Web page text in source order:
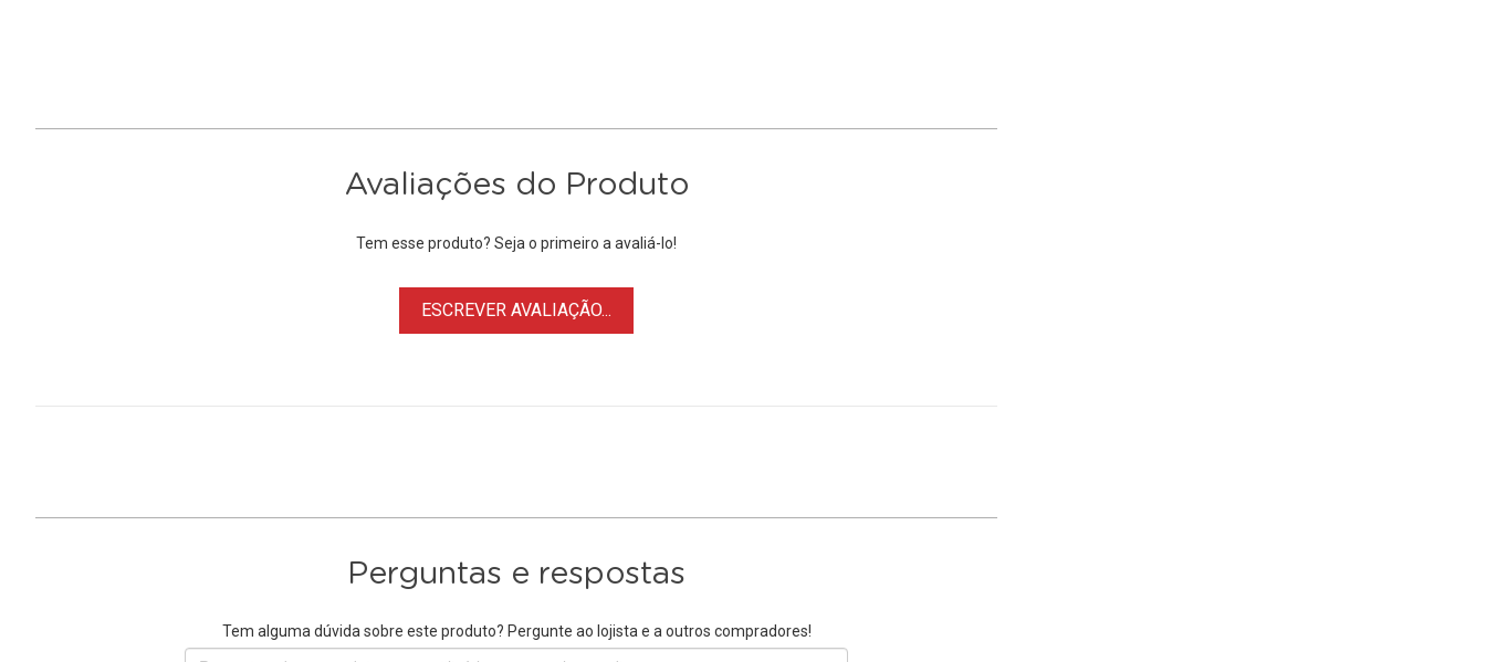
Avaliações do Produto
Tem esse produto? Seja o primeiro a avaliá-lo!
ESCREVER AVALIAÇÃO...
Perguntas e respostas
Tem alguma dúvida sobre este produto? Pergunte ao lojista e a outros compradores!